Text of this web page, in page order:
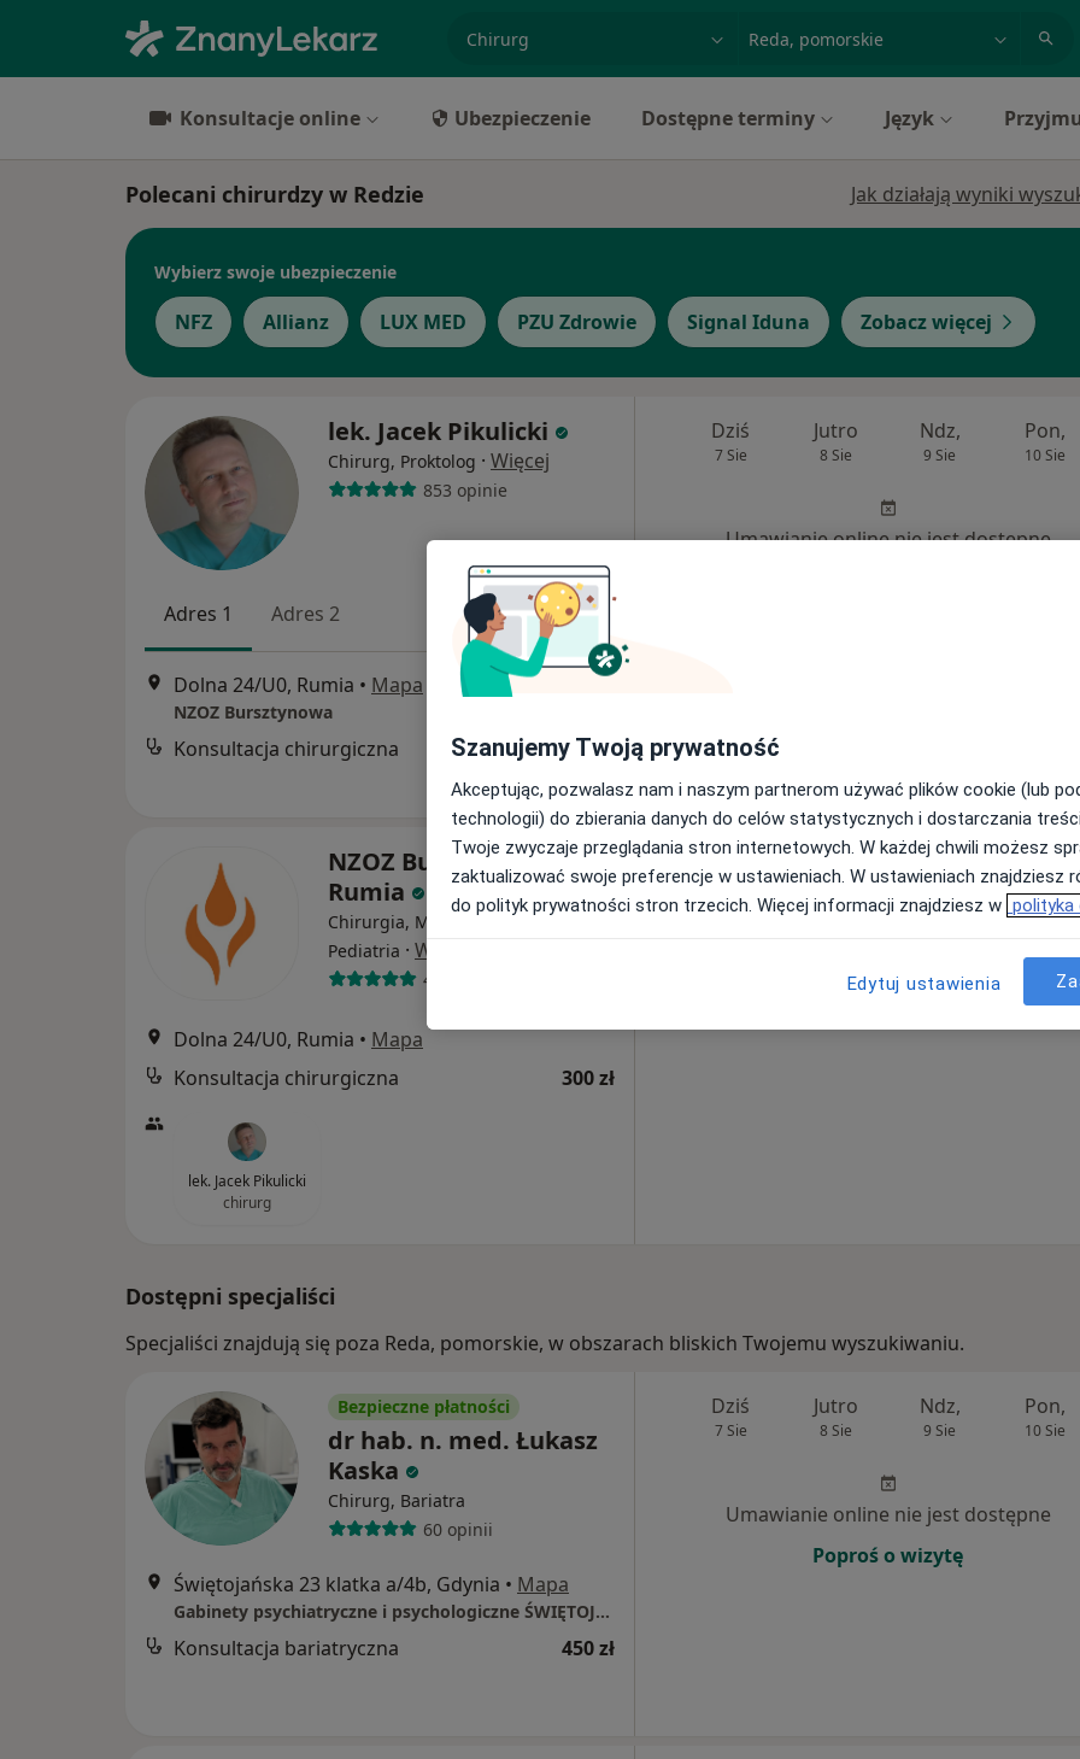
Konsultacje online Ubezpieczenie Dostępne terminy Język
Polecani chirurdzy w Redzie Jak działają wyniki
Wybierz swoje ubezpieczenie
NFZ Allianz LUX MED PZU Zdrowie Signal Iduna Zobacz więcej
lek. Jacek Pikulicki
Chirurg, Proktolog · Więcej
853 opinie
Adres 1 Adres 2
Dolna 24/U0, Rumia • Mapa
NZOZ Bursztynowa
Konsultacja chirurgiczna 300 zł
Dziś
7 Sie
Jutro
8 Sie
Ndz,
9 Sie
Pon,
10 Sie
Umawianie online nie jest dostępne
NZOZ Bursztynowa
Rumia
Chirurgia, Medycyna rodzinna,
Pediatria · Więcej
455 opinii
Dolna 24/U0, Rumia • Mapa
Konsultacja chirurgiczna
300 zł
lek. Jacek Pikulicki
chirurg
Dziś
7 Sie
Jutro
8 Sie
Ndz,
9 Sie
Pon,
10 Sie
Dostępni specjaliści
Specjaliści znajdują się poza Reda, pomorskie, w obszarach bliskich Twojemu wyszukiwaniu.
Bezpieczne płatności
dr hab. n. med. Łukasz
Kaska
Chirurg, Bariatra
60 opinii
Świętojańska 23 klatka a/4b, Gdynia • Mapa
Gabinety psychiatryczne i psychologiczne ŚWIĘTOJAŃSKA
Konsultacja bariatryczna 450 zł
Dziś
7 Sie
Jutro
8 Sie
Ndz,
9 Sie
Pon,
10 Sie
Umawianie online nie jest dostępne
Poproś o wizytę
Szanujemy Twoją prywatność
Akceptując, pozwalasz nam i naszym partnerom używać plików cookie (lub
technologii) do zbierania danych do celów statystycznych i dostarczania
Twoje zwyczaje przeglądania stron internetowych. W każdej chwili możesz
zaktualizować swoje preferencje w ustawieniach. W ustawieniach znajdziesz
do polityk prywatności stron trzecich. Więcej informacji znajdziesz w polityka
Edytuj ustawienia